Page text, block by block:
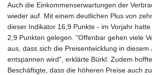
JPY
KES
KGS
KHR
KMF
KRW
KWD 0.356853
Auch die Einkommenserwartungen der
wieder auf. Mit einem deutlichen Plus von
dieser Indikator 16,9 Punkte - im Vorjahr
2,9 Punkten gelegen. "Offenbar gehen viele
aus, dass sich die Preisentwicklung in diesem
entspannen wird", erklärte Bürkl. Zudem
Beschäftigte, dass die höheren Preise auch